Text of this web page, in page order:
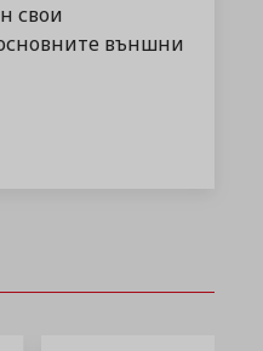
свои
външни